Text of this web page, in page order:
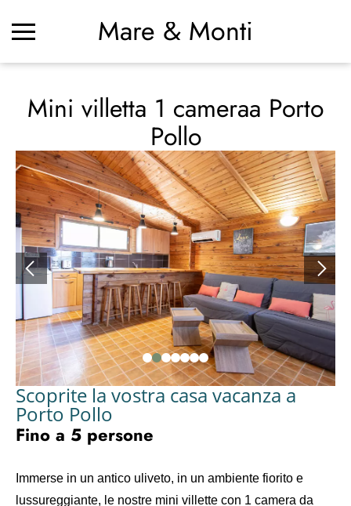
Mare & Monti
Mini villetta 1 cameraa Porto
Pollo
Scoprite la vostra casa vacanza a
Porto Pollo
Fino a 5 persone
Immerse in un antico uliveto, in un ambiente fiorito e
lussureggiante, le nostre mini villette con 1 camera da